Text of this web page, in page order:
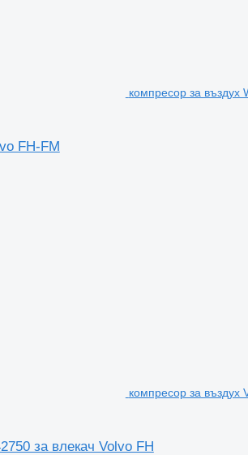
компресор за въздух
FH-FM
компресор за въздух
за влекач Volvo FH